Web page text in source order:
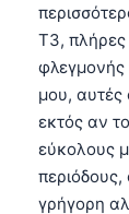
T3,
φλεγμονής
μου, αυτές
εκτός αν
εύκολους
γρήγορη